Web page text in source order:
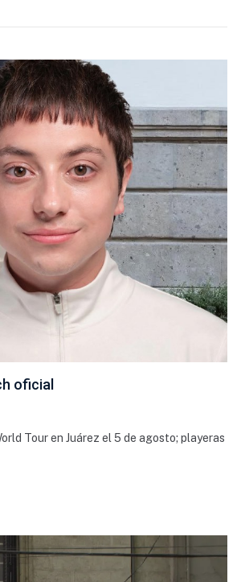
oficial
Tour en Juárez el 5 de agosto; playeras